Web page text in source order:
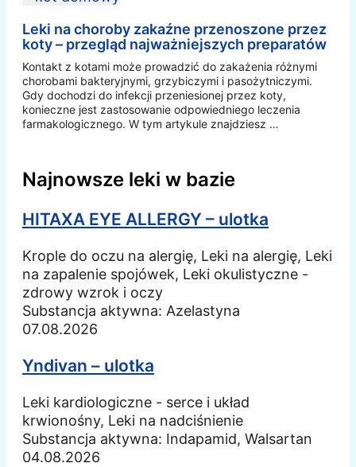
Leki na choroby zakaźne przenoszone przez
koty – przegląd najważniejszych preparatów
Kontakt z kotami może prowadzić do zakażenia różnymi
chorobami bakteryjnymi, grzybiczymi i pasożytniczymi.
Gdy dochodzi do infekcji przeniesionej przez koty,
konieczne jest zastosowanie odpowiedniego leczenia
farmakologicznego. W tym artykule znajdziesz …
Najnowsze leki w bazie
HITAXA EYE ALLERGY – ulotka
Krople do oczu na alergię, Leki na alergię, Leki
na zapalenie spojówek, Leki okulistyczne -
zdrowy wzrok i oczy
Substancja aktywna: Azelastyna
07.08.2026
Yndivan – ulotka
Leki kardiologiczne - serce i układ
krwionośny, Leki na nadciśnienie
Substancja aktywna: Indapamid, Walsartan
04.08.2026